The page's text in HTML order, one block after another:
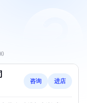
咨询 进店